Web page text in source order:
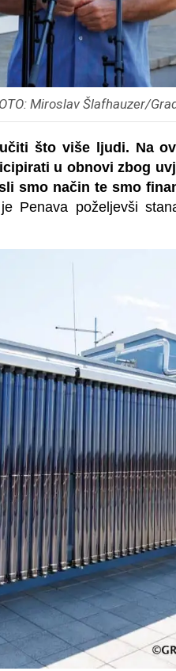
Miroslav Šlafhauzer/
što više ljudi. Na
u obnovi zbog
smo način te smo
Penava poželjevši